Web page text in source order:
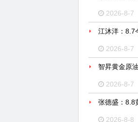
2026-8-7
江沐洋：8.7
2026-8-7
智昇黄金原
2026-8-7
张德盛：8.8
2026-8-8